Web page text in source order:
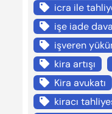
icra ile
işe iade
işveren
kira artışı
Kira avukatı
kiracı